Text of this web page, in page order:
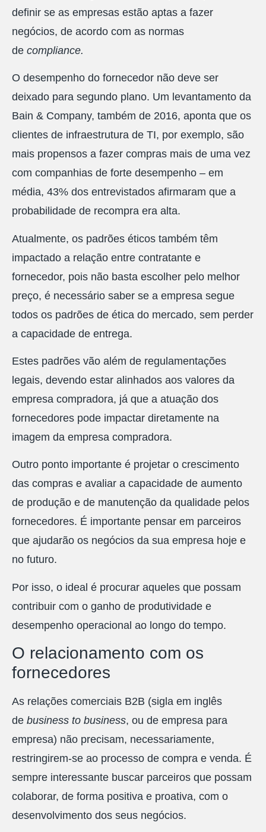
definir se as empresas estão aptas a fazer
negócios, de acordo com as normas
de compliance.
O desempenho do fornecedor não deve ser
deixado para segundo plano. Um levantamento da
Bain & Company, também de 2016, aponta que os
clientes de infraestrutura de TI, por exemplo, são
mais propensos a fazer compras mais de uma vez
com companhias de forte desempenho – em
média, 43% dos entrevistados afirmaram que a
probabilidade de recompra era alta.
Atualmente, os padrões éticos também têm
impactado a relação entre contratante e
fornecedor, pois não basta escolher pelo melhor
preço, é necessário saber se a empresa segue
todos os padrões de ética do mercado, sem perder
a capacidade de entrega.
Estes padrões vão além de regulamentações
legais, devendo estar alinhados aos valores da
empresa compradora, já que a atuação dos
fornecedores pode impactar diretamente na
imagem da empresa compradora.
Outro ponto importante é projetar o crescimento
das compras e avaliar a capacidade de aumento
de produção e de manutenção da qualidade pelos
fornecedores. É importante pensar em parceiros
que ajudarão os negócios da sua empresa hoje e
no futuro.
Por isso, o ideal é procurar aqueles que possam
contribuir com o ganho de produtividade e
desempenho operacional ao longo do tempo.
O relacionamento com os
fornecedores
As relações comerciais B2B (sigla em inglês
de business to business, ou de empresa para
empresa) não precisam, necessariamente,
restringirem-se ao processo de compra e venda. É
sempre interessante buscar parceiros que possam
colaborar, de forma positiva e proativa, com o
desenvolvimento dos seus negócios.